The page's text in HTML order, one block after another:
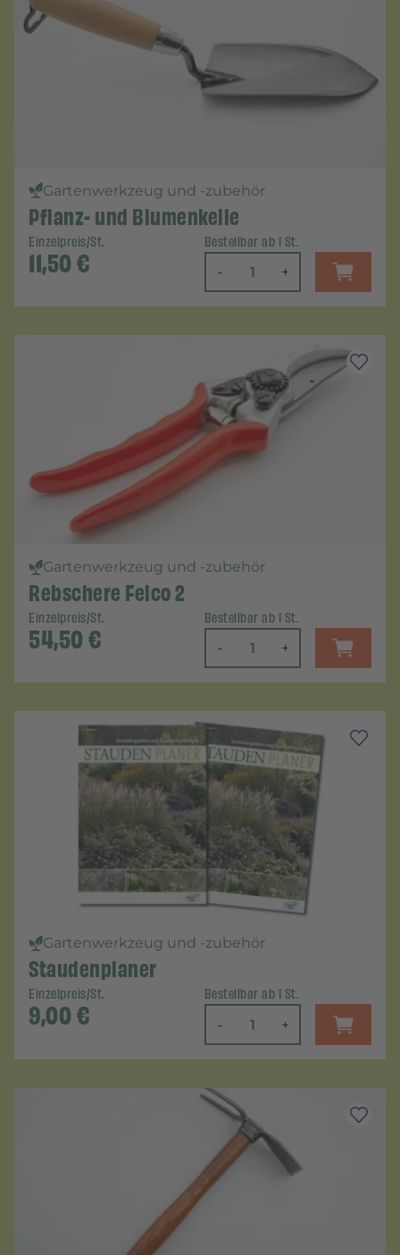
Gartenwerkzeug und -zubehör
Pflanz- und Blumenkelle
Einzelpreis/St.
11,50€
Bestellbar ab 1 St.
- +
Gartenwerkzeug und -zubehör
Rebschere Felco 2
Einzelpreis/St.
54,50€
Bestellbar ab 1 St.
- +
Gartenwerkzeug und -zubehör
Staudenplaner
Einzelpreis/St.
9,00€
Bestellbar ab 1 St.
- +